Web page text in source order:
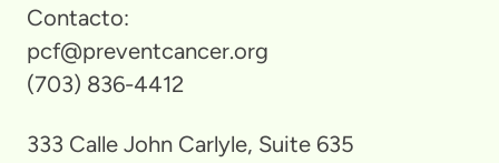
Contacto:
pcf@preventcancer.org
(703) 836-4412
333 Calle John Carlyle, Suite 635